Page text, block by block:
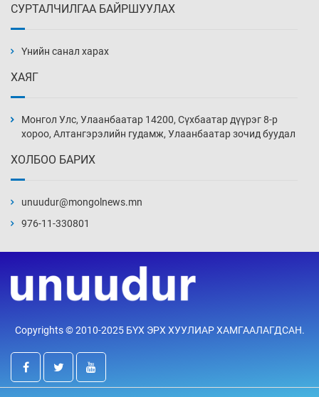
нэмэгджээ
Өчигдөр 13 цаг 30 мин
Өчигдөр 13 цаг 00 мин
Өчигдөр 12 цаг 30 мин
үйлчилж буй гэв
Өчигдөр 12 цаг 00 мин
СУРТАЛЧИЛГАА БАЙРШУУЛАХ
Үнийн санал харах
ХАЯГ
Монгол Улс, Улаанбаатар 14200, Сүхбаатар дүүрэг 8-р
хороо, Алтангэрэлийн гудамж, Улаанбаатар зочид буудал
ХОЛБОО БАРИХ
unuudur@mongolnews.mn
976-11-330801
Copyrights © 2010-2025 БҮХ ЭРХ ХУУЛИАР ХАМГААЛАГДСАН.